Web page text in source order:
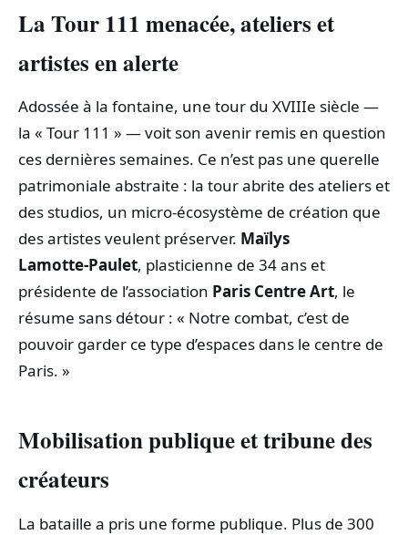
La Tour 111 menacée, ateliers et
artistes en alerte
Adossée à la fontaine, une tour du XVIIIe siècle —
la « Tour 111 » — voit son avenir remis en question
ces dernières semaines. Ce n’est pas une querelle
patrimoniale abstraite : la tour abrite des ateliers et
des studios, un micro‑écosystème de création que
des artistes veulent préserver. Maïlys
Lamotte‑Paulet, plasticienne de 34 ans et
présidente de l’association Paris Centre Art, le
résume sans détour : « Notre combat, c’est de
pouvoir garder ce type d’espaces dans le centre de
Paris. »
Mobilisation publique et tribune des
créateurs
La bataille a pris une forme publique. Plus de 300